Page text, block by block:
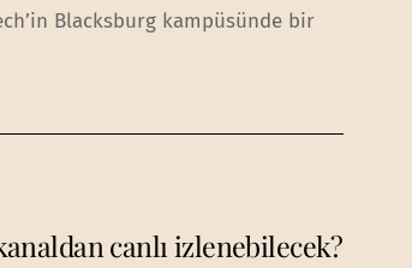
Blacksburg kampüsünde bir
canlı izlenebilecek?